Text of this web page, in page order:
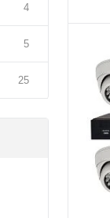
4
5
25
по
В